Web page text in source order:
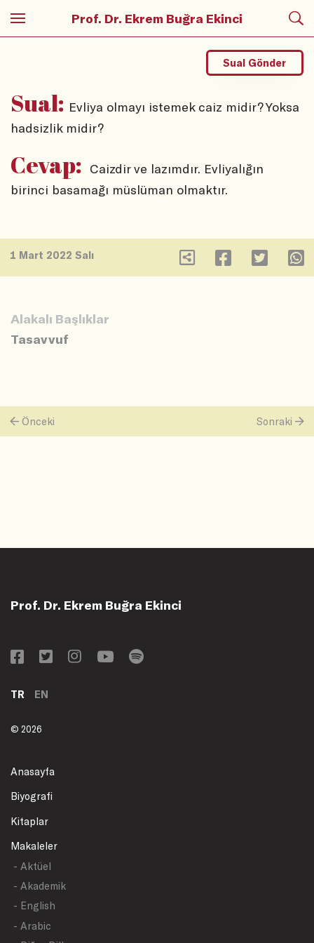
Prof. Dr. Ekrem Buğra Ekinci
Sual: Evliya olmayı istemek caiz midir? Yoksa
hadsizlik midir?
Sual Gönder
Cevap: Caizdir ve lazımdır. Evliyalığın
birinci basamağı müslüman olmaktır.
1 Mart 2022 Salı
Alakalı Başlıklar
Tasavvuf
Önceki Sonraki
Prof. Dr. Ekrem Buğra Ekinci
TR EN
© 2026
Anasayfa
Biyografi
Kitaplar
Makaleler
- Aktüel
- Akademik
- English
- Arabic